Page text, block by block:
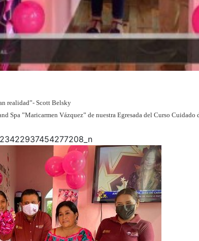
realidad”- Scott Belsky
Spa ”Maricarmen Vázquez” de nuestra Egresada del Curso